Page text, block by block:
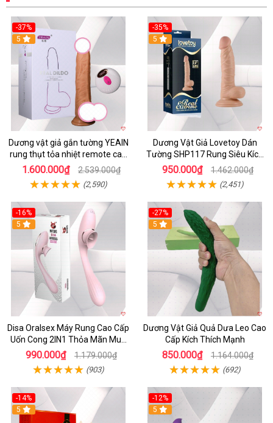
-37%
5
Dương vật giả gắn tường YEAIN
rung thụt tỏa nhiệt remote cao
cấp
1.600.000₫ 2.539.000₫
(2,590)
-35%
5
Dương Vật Giả Lovetoy Dán
Tường SHP117 Rung Siêu Kích
Thích
950.000₫ 1.462.000₫
(2,451)
-16%
5
Disa Oralsex Máy Rung Cao Cấp
Uốn Cong 2IN1 Thỏa Mãn Mua
Ngay
990.000₫ 1.179.000₫
(903)
-27%
5
Dương Vật Giả Quả Dưa Leo Cao
Cấp Kích Thích Mạnh
850.000₫ 1.164.000₫
(692)
-14%
5
-12%
5